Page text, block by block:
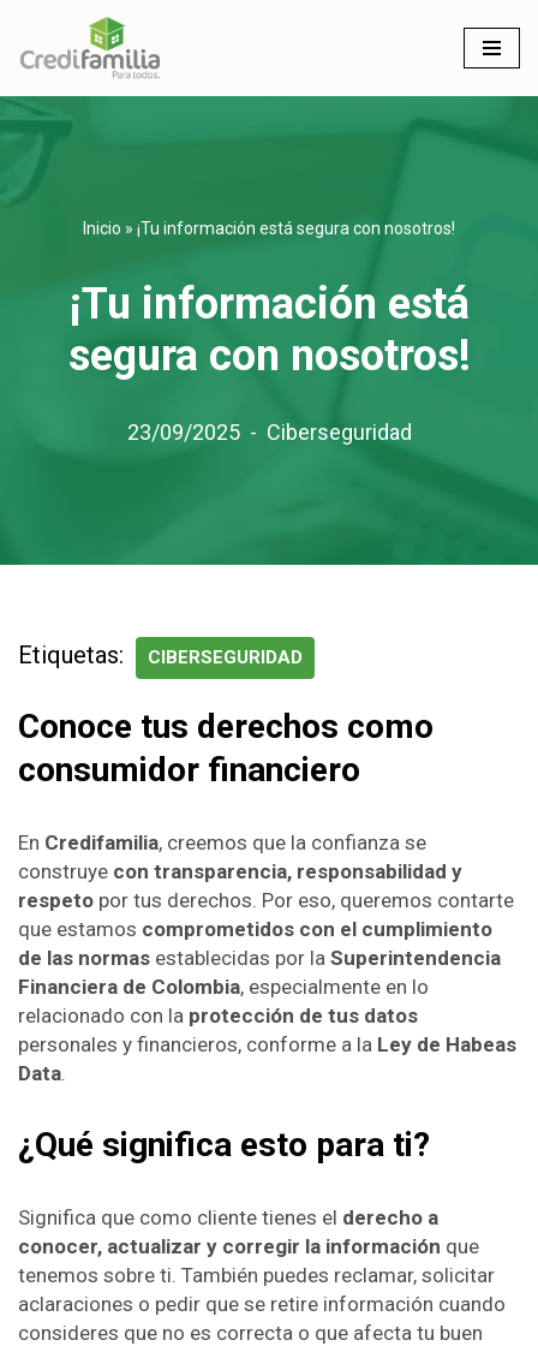
Saltar
al
contenido
Inicio » ¡Tu información está segura con nosotros!
¡Tu información está
segura con nosotros!
23/09/2025 Ciberseguridad
Etiquetas: CIBERSEGURIDAD
Conoce tus derechos como
consumidor financiero
En Credifamilia, creemos que la confianza se
construye con transparencia, responsabilidad y
respeto por tus derechos. Por eso, queremos contarte
que estamos comprometidos con el cumplimiento
de las normas establecidas por la Superintendencia
Financiera de Colombia, especialmente en lo
relacionado con la protección de tus datos
personales y financieros, conforme a la Ley de Habeas
Data.
¿Qué significa esto para ti?
Significa que como cliente tienes el derecho a
conocer, actualizar y corregir la información que
tenemos sobre ti. También puedes reclamar, solicitar
aclaraciones o pedir que se retire información cuando
consideres que no es correcta o que afecta tu buen